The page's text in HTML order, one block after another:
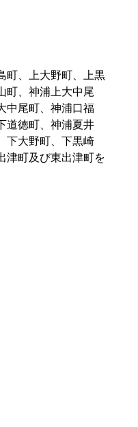
町、上大野町、上黒
町、神浦上大中尾
中尾町、神浦口福
道徳町、神浦夏井
下大野町、下黒崎
津町及び東出津町を